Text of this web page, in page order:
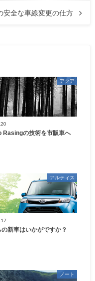
安全な車線変更の仕方
アクア
Rasingの技術を市販車へ
アルティス
の新車はいかがですか？
ノート